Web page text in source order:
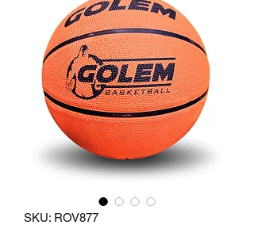
SKU: ROV877